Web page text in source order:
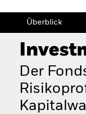
Überblick
Der